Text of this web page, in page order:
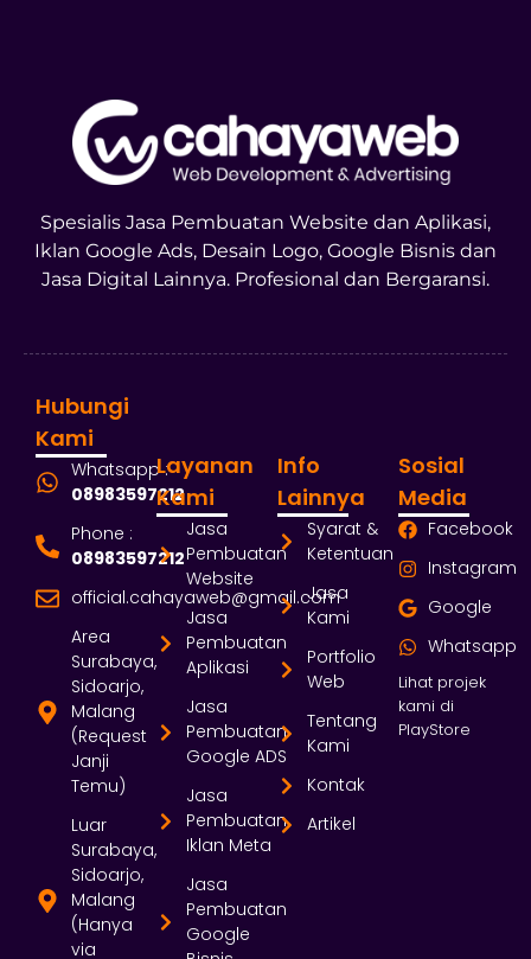
Spesialis Jasa Pembuatan Website dan Aplikasi,
Iklan Google Ads, Desain Logo, Google Bisnis dan
Jasa Digital Lainnya. Profesional dan Bergaransi.
Hubungi
Kami
Whatsapp :
08983597212
Phone :
08983597212
official.cahayaweb@gmail.com
Area
Surabaya,
Sidoarjo,
Malang
(Request
Janji
Temu)
Luar
Surabaya,
Sidoarjo,
Malang
(Hanya
via
Layanan
Kami
Jasa
Pembuatan
Website
Jasa
Pembuatan
Aplikasi
Jasa
Pembuatan
Google ADS
Jasa
Pembuatan
Iklan Meta
Jasa
Pembuatan
Google
Info
Lainnya
Syarat &
Ketentuan
Jasa
Kami
Portfolio
Web
Tentang
Kami
Kontak
Artikel
Sosial
Media
Facebook
Instagram
Google
Whatsapp
Lihat projek
kami di
PlayStore